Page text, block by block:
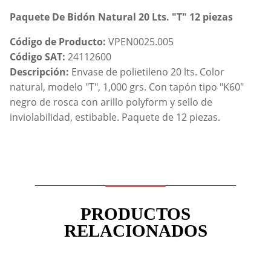
Paquete De Bidón Natural 20 Lts. "T" 12 piezas
Código de Producto: VPEN0025.005
Código SAT: 24112600
Descripción: Envase de polietileno 20 lts. Color
natural, modelo "T", 1,000 grs. Con tapón tipo "K60"
negro de rosca con arillo polyform y sello de
inviolabilidad, estibable. Paquete de 12 piezas.
PRODUCTOS
RELACIONADOS